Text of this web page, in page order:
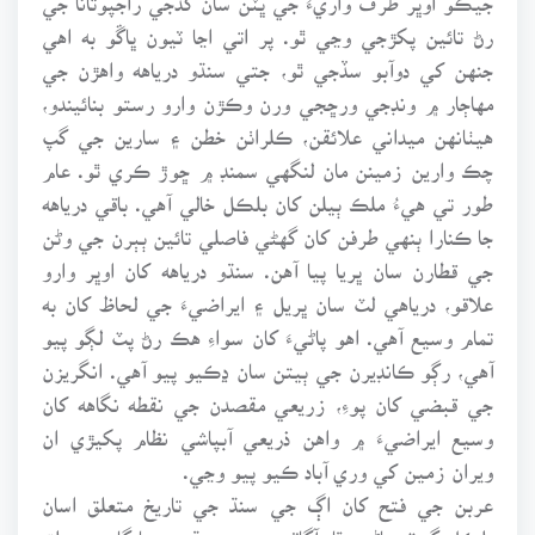
رڻ تائين پکڙجي وڃي ٿو. پر اتي اڃا ٽيون ڀاڱو به اهي
جنهن کي دوآبو سڏجي ٿو، جتي سنڌو درياهه واهڙن جي
مهاڄار ۾ ونڊجي ورڇجي ورن وڪڙن وارو رستو بنائيندو،
هيٺانهن ميداني علائقن، ڪلراٺن خطن ۽ سارين جي گپ
چڪ وارين زمينن مان لنگهي سمنڊ ۾ ڇوڙ ڪري ٿو. عام
طور تي هيءُ ملڪ ٻيلن کان بلڪل خالي آهي. باقي درياهه
جا ڪنارا ٻنهي طرفن کان گهڻي فاصلي تائين ٻٻرن جي وڻن
جي قطارن سان ڀريا پيا آهن. سنڌو درياهه کان اوڀر وارو
علاقو، درياهي لٽ سان ڀريل ۽ ايراضيءَ جي لحاظ کان به
تمام وسيع آهي. اهو پاڻيءَ کان سواءِ هڪ رڻ پٽ لڳو پيو
آهي، رڳو ڪانڊيرن جي ٻيتن سان ڍڪيو پيو آهي. انگريزن
جي قبضي کان پوءِ، زريعي مقصدن جي نقطه نگاهه کان
وسيع ايراضيءَ ۾ واهن ذريعي آبپاشي نظام پکيڙي ان
ويران زمين کي وري آباد ڪيو پيو وڃي.
عربن جي فتح کان اڳ جي سنڌ جي تاريخ متعلق اسان
بلڪل گهٽ ڄاڻون ٿا. آڳاٽي هندو ۽ ٻڌ جي يادگارن متعلق